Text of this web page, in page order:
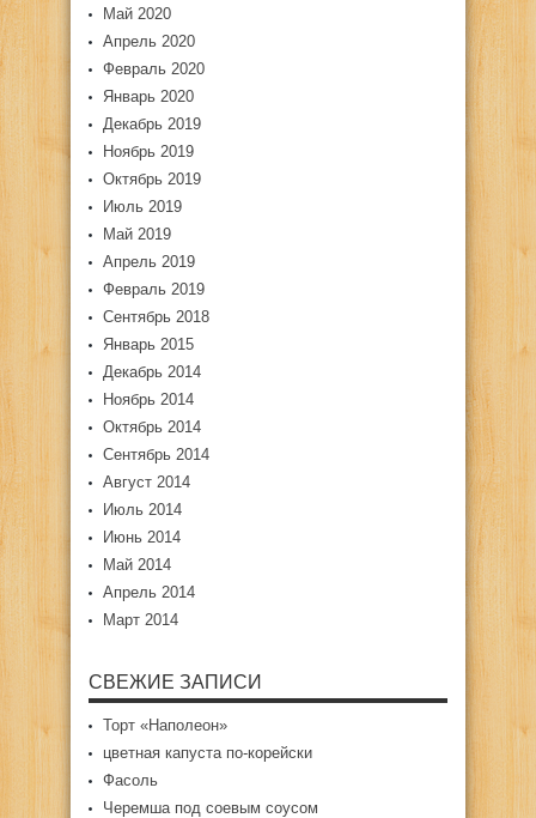
Май 2020
Апрель 2020
Февраль 2020
Январь 2020
Декабрь 2019
Ноябрь 2019
Октябрь 2019
Июль 2019
Май 2019
Апрель 2019
Февраль 2019
Сентябрь 2018
Январь 2015
Декабрь 2014
Ноябрь 2014
Октябрь 2014
Сентябрь 2014
Август 2014
Июль 2014
Июнь 2014
Май 2014
Апрель 2014
Март 2014
СВЕЖИЕ ЗАПИСИ
Торт «Наполеон»
цветная капуста по-корейски
Фасоль
Черемша под соевым соусом